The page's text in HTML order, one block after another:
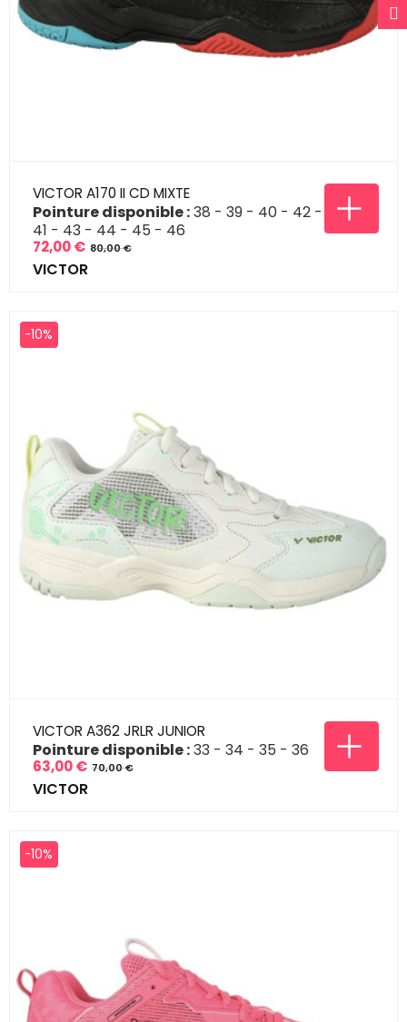
VICTOR A170 II CD MIXTE
Prix
72,00 €
Prix
de
80,00 €
Pointure disponible :38 39 40
42
41
43 44 45
46
VICTOR
VICTOR A362 JRLR JUNIOR
Prix
63,00 €
Prix
de
70,00 €
Pointure disponible :33 34 35
36
VICTOR
-10%
-10%